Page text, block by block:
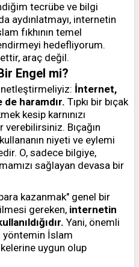
tecrübe ve bilgi
aydınlatmayı, internetin
fıkhının temel
hedefliyorum.
araç değil.
Engel mi?
İnternet,
de haramdır. Tıpkı bir bıçak
kesip karnınızı
Bıçağın
niyeti ve eylemi
O, sadece bilgiye,
sağlayan devasa bir
kazanmak" genel bir
gereken, internetin
Yani, önemli
yöntemin İslam
uygun olup